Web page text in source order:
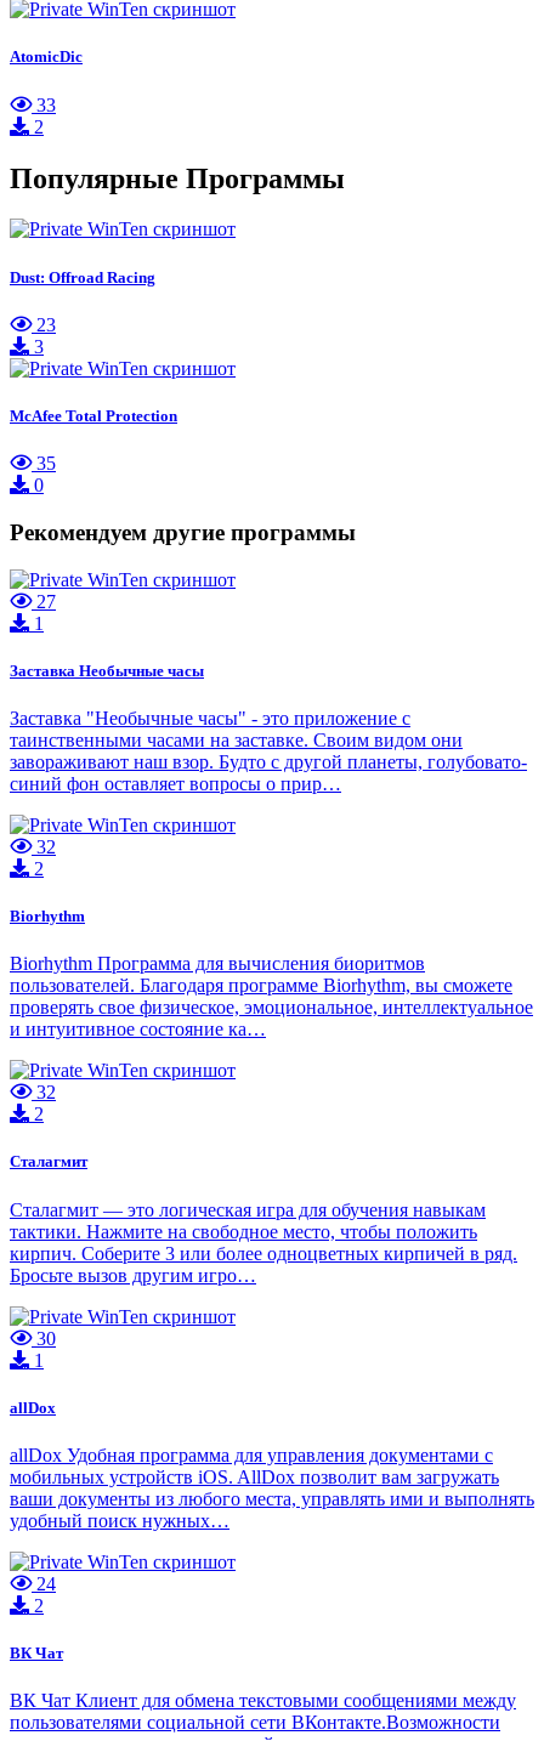
AtomicDic
33
2
Популярные Программы
Dust: Offroad Racing
23
3
McAfee Total Protection
35
0
Рекомендуем другие программы
27
1
Заставка Необычные часы
Заставка "Необычные часы" - это приложение с
таинственными часами на заставке. Своим видом они
завораживают наш взор. Будто с другой планеты, голубовато-
синий фон оставляет вопросы о прир…
32
2
Biorhythm
Biorhythm Программа для вычисления биоритмов
пользователей. Благодаря программе Biorhythm, вы сможете
проверять свое физическое, эмоциональное, интеллектуальное
и интуитивное состояние ка…
32
2
Сталагмит
Сталагмит — это логическая игра для обучения навыкам
тактики. Нажмите на свободное место, чтобы положить
кирпич. Соберите 3 или более одноцветных кирпичей в ряд.
Бросьте вызов другим игро…
30
1
allDox
allDox Удобная программа для управления документами с
мобильных устройств iOS. AllDox позволит вам загружать
ваши документы из любого места, управлять ими и выполнять
удобный поиск нужных…
24
2
ВК Чат
ВК Чат Клиент для обмена текстовыми сообщениями между
пользователями социальной сети ВКонтакте.Возможности